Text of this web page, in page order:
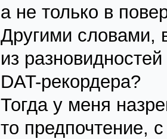
а не только в
Другими словами,
из
DAT-рекордера?
Тогда у меня
то предпочтение,